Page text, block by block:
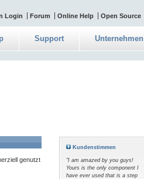
Login Forum Online Help Open Source
Support Unternehmen
genutzt
Kundenstimmen
"I am amazed by you guys!
Yours is the only component I
have ever used that is a step